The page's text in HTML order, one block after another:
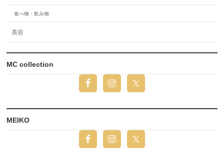
食べ物・飲み物
美容
MC collection
MEIKO